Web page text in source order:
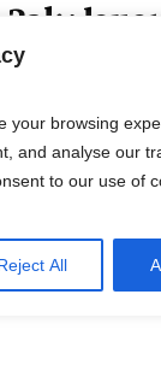
your browsing
and analyse our
to our use of
All
Когато станем
Месецът, в
решения и
да направим 32-
пътешествие и
живеем в